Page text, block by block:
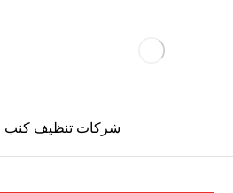
شركات تنظيف كنب